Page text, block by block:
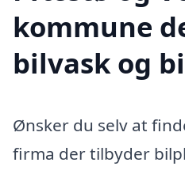
kommune
bilvask og
Ønsker du selv at
firma der tilbyder